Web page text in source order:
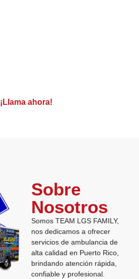
¡Llama ahora!
Sobre
Nosotros
Somos TEAM LGS FAMILY,
nos dedicamos a ofrecer
servicios de ambulancia de
alta calidad en Puerto Rico,
brindando atención rápida,
confiable y profesional.